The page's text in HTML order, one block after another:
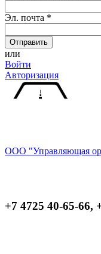
Эл. почта *
или
Войти
Авторизация
ООО "Управляющая
+7 4725 40-65-66,